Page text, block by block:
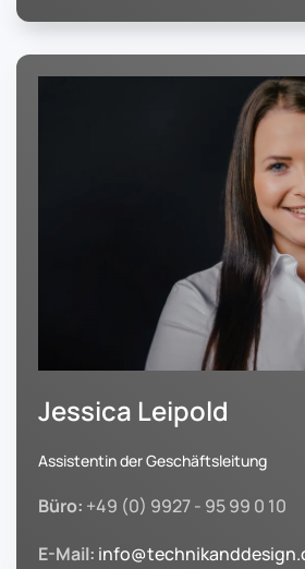
Jessica Leipold
Assistentin der Geschäftsleitung
Büro: +49 (0) 9927 - 95 99 0 10
E-Mail: